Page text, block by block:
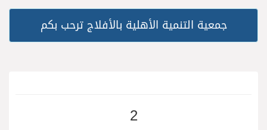
جمعية التنمية الأهلية بالأفلاج ترحب بكم
2